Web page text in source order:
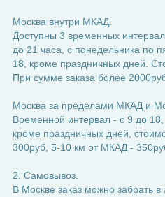
Москва внутри МКАД.
Доступны 3 временных
до 21 часа, с понедельника по
18, кроме праздничных дней.
При сумме заказа более
Москва за пределами МКАД и
Временной интервал - с 9 до
кроме праздничных дней,
300руб, 5-10 км от МКАД -
2. Самовывоз.
В Москве заказ можно забрать